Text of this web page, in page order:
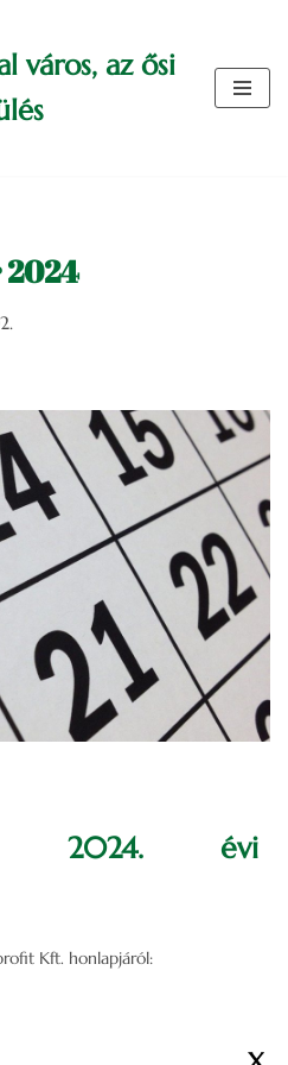
város, az ősi
2024. évi
Kft. honlapjáról: